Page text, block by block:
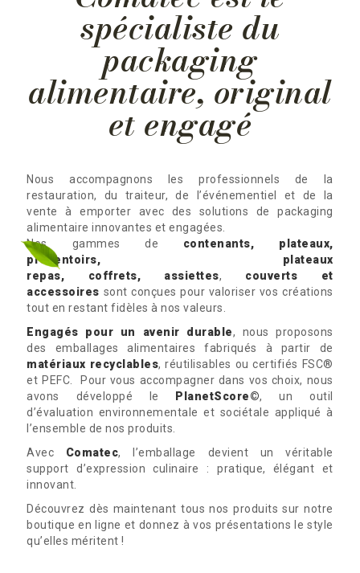
spécialiste du
packaging
alimentaire, original
et engagé
Nous accompagnons les professionnels de la
restauration, du traiteur, de l’événementiel et de la
vente à emporter avec des solutions de packaging
alimentaire innovantes et engagées.
Nos gammes de contenants, plateaux,
présentoirs, plateaux
repas, coffrets,
assiettes, couverts et
accessoires sont conçues pour valoriser vos créations
tout en restant fidèles à nos valeurs.
Engagés pour un avenir durable, nous proposons
des emballages alimentaires
fabriqués à partir de
matériaux recyclables, réutilisables ou certifiés FSC®
et PEFC. Pour vous accompagner dans vos choix, nous
avons développé le
PlanetScore©, un outil
d’évaluation environnementale et sociétale appliqué à
l’ensemble de nos produits.
Avec Comatec, l’emballage devient un véritable
support d’expression culinaire : pratique, élégant et
innovant.
Découvrez dès maintenant tous nos produits sur notre
boutique en ligne et donnez à vos présentations le style
qu’elles méritent !